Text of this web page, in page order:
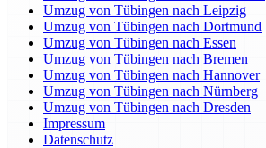
Umzug von Tübingen nach Leipzig
Umzug von Tübingen nach Dortmund
Umzug von Tübingen nach Essen
Umzug von Tübingen nach Bremen
Umzug von Tübingen nach Hannover
Umzug von Tübingen nach Nürnberg
Umzug von Tübingen nach Dresden
Impressum
Datenschutz